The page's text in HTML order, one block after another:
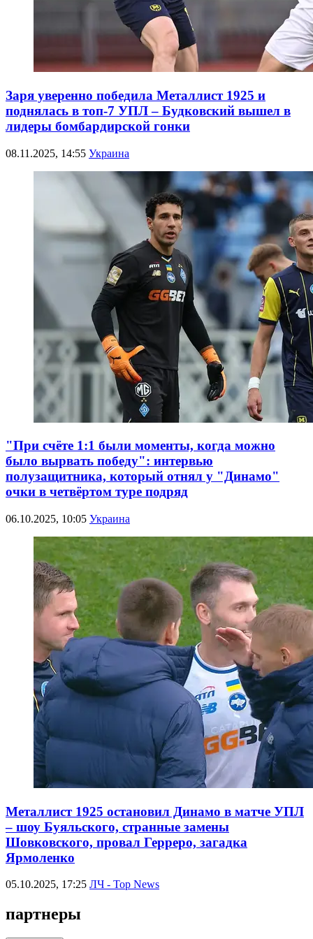
Заря уверенно победила Металлист 1925 и
поднялась в топ-7 УПЛ – Будковский вышел в
лидеры бомбардирской гонки
08.11.2025, 14:55 Украина
"При счёте 1:1 были моменты, когда можно
было вырвать победу": интервью
полузащитника, который отнял у "Динамо"
очки в четвёртом туре подряд
06.10.2025, 10:05 Украина
Металлист 1925 остановил Динамо в матче УПЛ
– шоу Буяльского, странные замены
Шовковского, провал Герреро, загадка
Ярмоленко
05.10.2025, 17:25 ЛЧ - Top News
партнеры